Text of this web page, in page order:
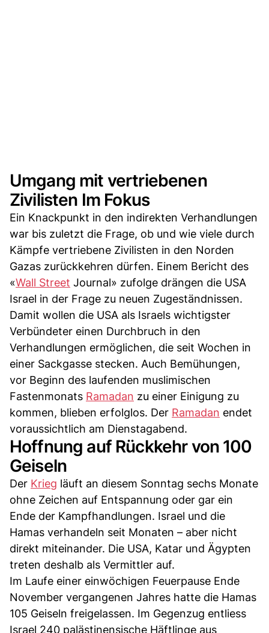
Umgang mit vertriebenen
Zivilisten Im Fokus
Ein Knackpunkt in den indirekten Verhandlungen
war bis zuletzt die Frage, ob und wie viele durch
Kämpfe vertriebene Zivilisten in den Norden
Gazas zurückkehren dürfen. Einem Bericht des
«Wall Street Journal» zufolge drängen die USA
Israel in der Frage zu neuen Zugeständnissen.
Damit wollen die USA als Israels wichtigster
Verbündeter einen Durchbruch in den
Verhandlungen ermöglichen, die seit Wochen in
einer Sackgasse stecken. Auch Bemühungen,
vor Beginn des laufenden muslimischen
Fastenmonats Ramadan zu einer Einigung zu
kommen, blieben erfolglos. Der Ramadan endet
voraussichtlich am Dienstagabend.
Hoffnung auf Rückkehr von 100
Geiseln
Der Krieg läuft an diesem Sonntag sechs Monate
ohne Zeichen auf Entspannung oder gar ein
Ende der Kampfhandlungen. Israel und die
Hamas verhandeln seit Monaten – aber nicht
direkt miteinander. Die USA, Katar und Ägypten
treten deshalb als Vermittler auf.
Im Laufe einer einwöchigen Feuerpause Ende
November vergangenen Jahres hatte die Hamas
105 Geiseln freigelassen. Im Gegenzug entliess
Israel 240 palästinensische Häftlinge aus